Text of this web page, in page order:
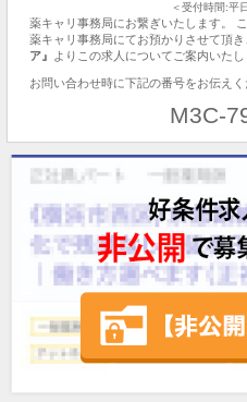
＜受付時間:平
薬キャリ事務局にお繋ぎいたします。
薬キャリ事務局にてお預かりさせて頂
ア』 よりこの求人についてご案内いたし
お問い合わせ時に下記の番号をお伝えく
M3C-